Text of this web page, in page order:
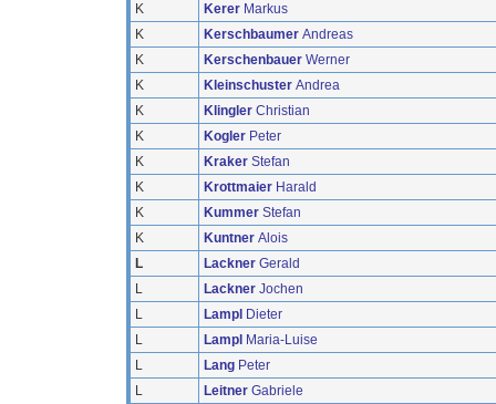
K
Kerer Markus
K
Kerschbaumer Andreas
K
Kerschenbauer Werner
K
Kleinschuster Andrea
K
Klingler Christian
K
Kogler Peter
K
Kraker Stefan
K
Krottmaier Harald
K
Kummer Stefan
K
Kuntner Alois
L
Lackner Gerald
L
Lackner Jochen
L
Lampl Dieter
L
Lampl Maria-Luise
L
Lang Peter
L
Leitner Gabriele